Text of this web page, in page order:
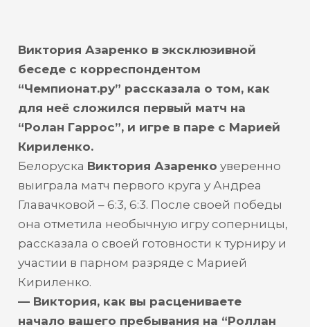
Виктория Азаренко в эксклюзивной
беседе с корреспондентом
“Чемпионат.ру” рассказала о том, как
для неё сложился первый матч на
“Ролан Гаррос”, и игре в паре с Марией
Кириленко.
Белоруска Виктория Азаренко уверенно
выиграла матч первого круга у Андреа
Главачковой – 6:3, 6:3. После своей победы
она отметила необычную игру соперницы,
рассказала о своей готовности к турниру и
участии в парном разряде с Марией
Кириленко.
— Виктория, как вы расцениваете
начало вашего пребывания на “Роллан